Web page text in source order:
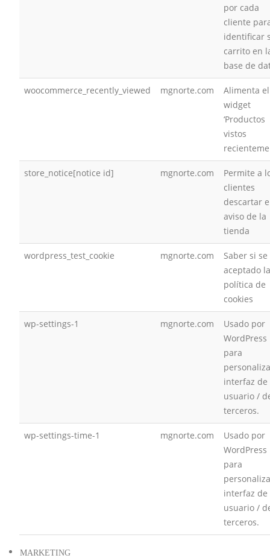
por cada
cliente
identificar
carrito en
base de
woocommerce_recently_viewed mgnorte.com
Alimenta el
widget
‘Productos
vistos
store_notice[notice id] mgnorte.com
Permite a
clientes
descartar
aviso de la
tienda
wordpress_test_cookie mgnorte.com
Saber si
aceptado la
política de
cookies
wp-settings-1 mgnorte.com
Usado por
WordPress
para
interfaz de
usuario /
terceros.
wp-settings-time-1 mgnorte.com
Usado por
WordPress
para
interfaz de
usuario /
terceros.
MARKETING